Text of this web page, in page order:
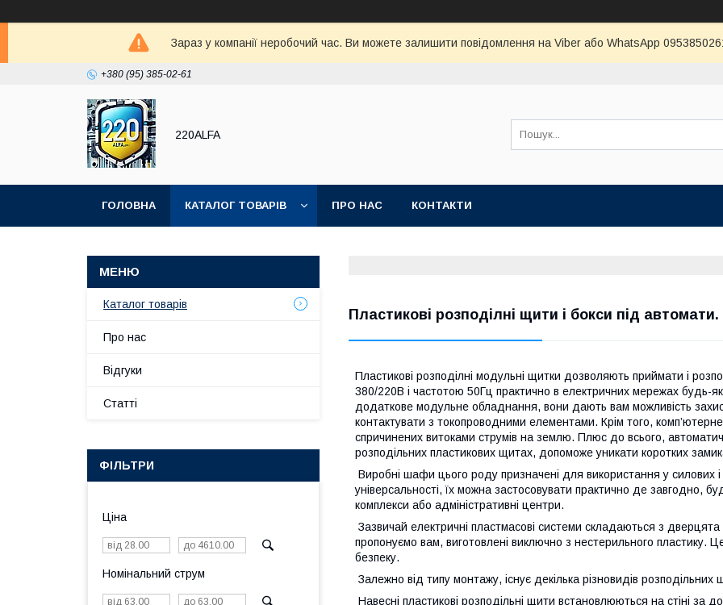
Зараз у компанії неробочий час. Ви можете залишити повідомлення на Viber або WhatsApp
+380 (95) 385-02-61
220ALFA
ГОЛОВНА КАТАЛОГ ТОВАРІВ ПРО НАС КОНТАКТИ
Пластикові розподілні щити і бокси під автомати.
Пластикові розподілні модульні щитки дозволяють приймати і
380/220В і частотою 50Гц практично в електричних мережах будь-
додаткове модульне обладнання, вони дають вам можливість
контактувати з токопроводними елементами. Крім того,
спричинених витоками струмів на землю. Плюс до всього,
розподільних пластикових щитах, допоможе уникати коротких
Виробні шафи цього роду призначені для використання у силових
універсальності, їх можна застосовувати практично де завгодно,
комплекси або адміністративні центри.
Зазвичай електричні пластмасові системи складаються з дверцята
пропонуємо вам, виготовлені виключно з нестерильного пластику.
безпеку.
Залежно від типу монтажу, існує декілька різновидів розподільних
Навесні пластикові розподільні щити встановлюються на стіні за
Каталог товарів
Про нас
Відгуки
Статті
ФІЛЬТРИ
Ціна
Номінальний струм